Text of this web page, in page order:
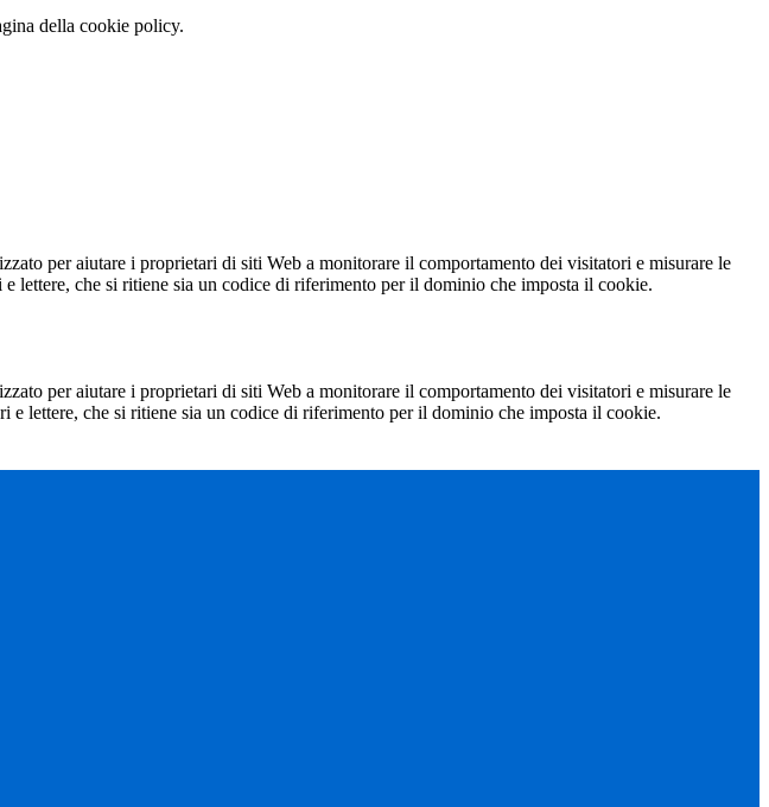
della cookie policy.
per aiutare i proprietari di siti Web a monitorare il comportamento dei visitatori e misurare le
lettere, che si ritiene sia un codice di riferimento per il dominio che imposta il cookie.
per aiutare i proprietari di siti Web a monitorare il comportamento dei visitatori e misurare le
lettere, che si ritiene sia un codice di riferimento per il dominio che imposta il cookie.